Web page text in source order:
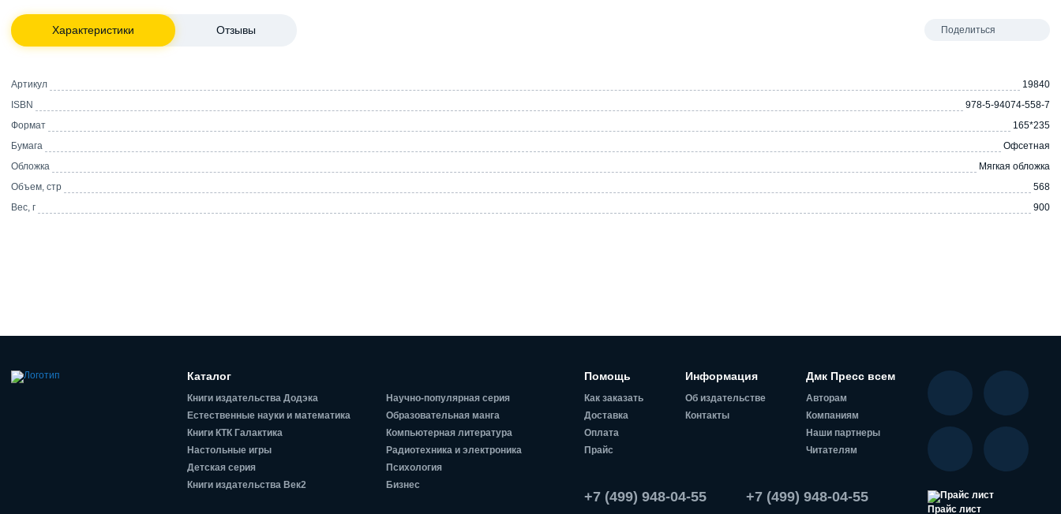
Характеристики Отзывы Поделиться
Артикул
19840
ISBN
978-5-94074-558-7
Формат
165*235
Бумага
Офсетная
Обложка
Мягкая обложка
Объем, стр
568
Вес, г
900
Каталог
Книги издательства Додэка
Естественные науки и математика
Книги КТК Галактика
Настольные игры
Детская серия
Книги издательства Век2
Научно-популярная серия
Образовательная манга
Компьютерная литература
Радиотехника и электроника
Психология
Бизнес
Помощь
Как заказать
Доставка
Оплата
Прайс
Информация
Об издательстве
Контакты
Дмк Пресс всем
Авторам
Компаниям
Наши партнеры
Читателям
+7 (499) 948-04-55 +7 (499) 948-04-55
Прайс лист